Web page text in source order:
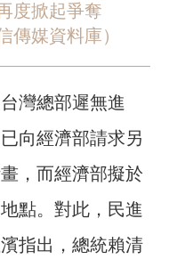
度掀起爭奪
傳媒資料庫）
灣總部遲無進
向經濟部請求另
，而經濟部擬於
點。對此，民進
指出，總統賴清